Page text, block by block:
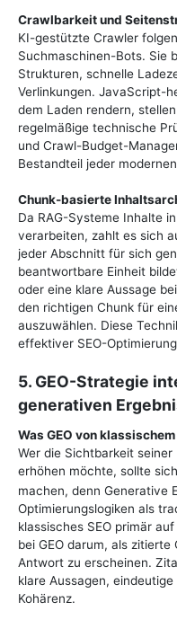
Crawlbarkeit und
KI-gestützte Crawler
Suchmaschinen-Bots. Sie
Strukturen, schnelle
Verlinkungen. JavaScript-
dem Laden rendern,
regelmäßige technische
und Crawl-Budget-
Bestandteil jeder
Chunk-basierte
Da RAG-Systeme Inhalte
verarbeiten, zahlt es sich
jeder Abschnitt für sich
beantwortbare Einheit
oder eine klare Aussage
den richtigen Chunk für
auszuwählen. Diese
effektiver SEO-
5. GEO-Strategie
generativen
Was GEO von
Wer die Sichtbarkeit
erhöhen möchte, sollte
machen, denn Generative
Optimierungslogiken als
klassisches SEO primär
bei GEO darum, als
Antwort zu erscheinen.
klare Aussagen,
Kohärenz.